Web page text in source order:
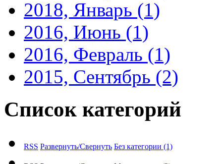
2018, Январь (1)
2016, Июнь (1)
2016, Февраль (1)
2015, Сентябрь (2)
Список категорий
RSS Развернуть/Свернуть Без категории (1)